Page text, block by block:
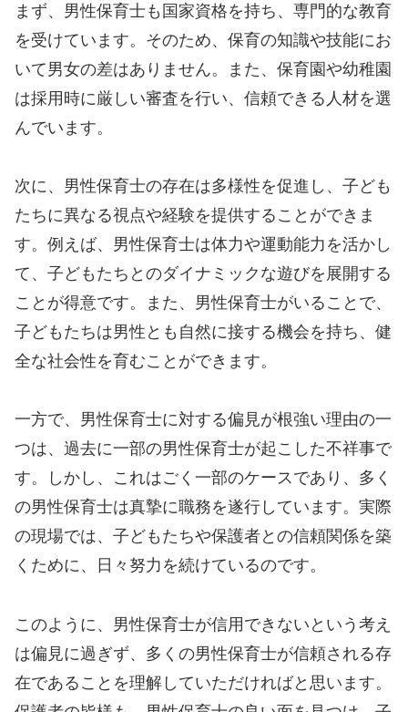
まず、男性保育士も国家資格を持ち、専門的な教育
を受けています。そのため、保育の知識や技能にお
いて男女の差はありません。また、保育園や幼稚園
は採用時に厳しい審査を行い、信頼できる人材を選
んでいます。
次に、男性保育士の存在は多様性を促進し、子ども
たちに異なる視点や経験を提供することができま
す。例えば、男性保育士は体力や運動能力を活かし
て、子どもたちとのダイナミックな遊びを展開する
ことが得意です。また、男性保育士がいることで、
子どもたちは男性とも自然に接する機会を持ち、健
全な社会性を育むことができます。
一方で、男性保育士に対する偏見が根強い理由の一
つは、過去に一部の男性保育士が起こした不祥事で
す。しかし、これはごく一部のケースであり、多く
の男性保育士は真摯に職務を遂行しています。実際
の現場では、子どもたちや保護者との信頼関係を築
くために、日々努力を続けているのです。
このように、男性保育士が信用できないという考え
は偏見に過ぎず、多くの男性保育士が信頼される存
在であることを理解していただければと思います。